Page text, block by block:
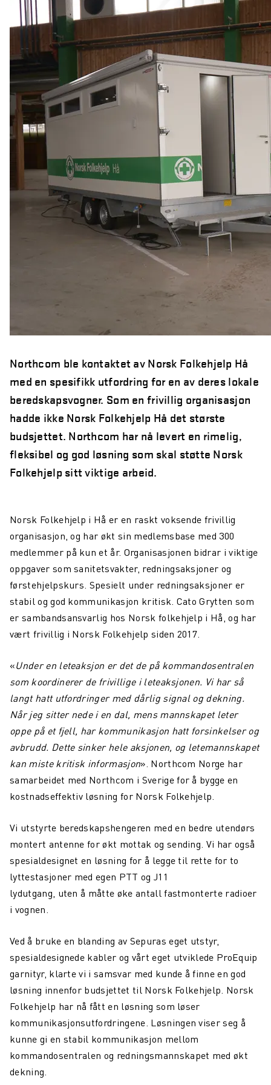
år
Northcom skal levere kommersielle radio- og 5G-
systemer til Forsvaret
Sepura SCL3 – håndterminal for virksomhetskritisk
kommunikasjon
Northcom News #7
INVISIO Link™ – trådløs intercom for maksimal mobilitet
og sikker kommunikasjon
Hedmarken brannvesen satser på moderne kommunikasjon
og bedre hørselvern
Rogaland Røde Kors velger Northcoms innsatsledekit
Kristiansand Brann og Redning satser på sikkerhet, INVISIO
rulles ut til både heltids- og deltidsstasjoner.
TETRA i et 10-årsperspektiv – hva skjer fremover?
Oppdatering fra Team Northcom
Northcom News #5
Northcom vant ny rammeavtale med HDO
Northcom vant rammeavtale med NKS110
Northcom deltar på DALO Industry Days 2024
Avinor og Oslo Lufthavn: Sikrer God Hørsel og
Kommunikasjon i Støyfylte Miljøer
Vi søker en Operation Specialist
Maritim konnektivitet: overvinne dekningsutfordringer
Northcom og Nokia går sammen for å levere kritiske
kommunikasjonsnettverk
Northcom News #4
En datadrevet digital maritim revolusjon
Northcom deltar på OTD Energy 2023 i Stavanger
Northcom vil sikre kommunikasjonsløsningen innenfor
havvind
Bli kjent med vår sommeransatt Martin
Northcom kjøper LS Elektronik AB
Northcom deltar på Critical Communications World 2023
Elistair introduserer ORION Heavy Lift
Tester Valkyrje by Northcom under krevende vinterforhold
Northcom og Politiet har signert ny rammeavtale for
radioterminaler
Valkyrje by Northcom
Sepura får nye eiere
Northcom deltar på World Maritime Forum
Northcom kjøper det finske tek-selskapet Portalify
Northcom har levert komplett nettverksløsning til Boreal
Northcom ble kontaktet av Norsk Folkehjelp Hå
med en spesifikk utfordring for en av deres lokale
beredskapsvogner. Som en frivillig organisasjon
hadde ikke Norsk Folkehjelp Hå det største
budsjettet. Northcom har nå levert en rimelig,
fleksibel og god løsning som skal støtte Norsk
Folkehjelp sitt viktige arbeid.
Norsk Folkehjelp i Hå er en raskt voksende frivillig
organisasjon, og har økt sin medlemsbase med 300
medlemmer på kun et år. Organisasjonen bidrar i viktige
oppgaver som sanitetsvakter, redningsaksjoner og
førstehjelpskurs. Spesielt under redningsaksjoner er
stabil og god kommunikasjon kritisk. Cato Grytten som
er sambandsansvarlig hos Norsk folkehjelp i Hå, og har
vært frivillig i Norsk Folkehjelp siden 2017.
«Under en leteaksjon er det de på kommandosentralen
som koordinerer de frivillige i leteaksjonen. Vi har så
langt hatt utfordringer med dårlig signal og dekning.
Når jeg sitter nede i en dal, mens mannskapet leter
oppe på et fjell, har kommunikasjon hatt forsinkelser og
avbrudd. Dette sinker hele aksjonen, og letemannskapet
kan miste kritisk informasjon». Northcom Norge har
samarbeidet med Northcom i Sverige for å bygge en
kostnadseffektiv løsning for Norsk Folkehjelp.
Vi utstyrte beredskapshengeren med en bedre utendørs
montert antenne for økt mottak og sending. Vi har også
spesialdesignet en løsning for å legge til rette for to
lyttestasjoner med egen PTT og J11
lydutgang, uten å måtte øke antall fastmonterte radioer
i vognen.
Ved å bruke en blanding av Sepuras eget utstyr,
spesialdesignede kabler og vårt eget utviklede ProEquip
garnityr, klarte vi i samsvar med kunde å finne en god
løsning innenfor budsjettet til Norsk Folkehjelp. Norsk
Folkehjelp har nå fått en løsning som løser
kommunikasjonsutfordringene. Løsningen viser seg å
kunne gi en stabil kommunikasjon mellom
kommandosentralen og redningsmannskapet med økt
dekning.